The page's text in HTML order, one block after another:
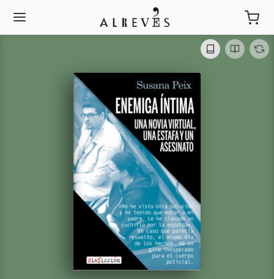
Enemiga íntima. Una
novia virtual, una estafa
y un asesinato.
Susana Peix